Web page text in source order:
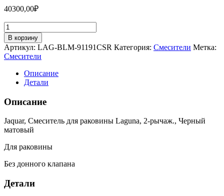
40300,00₽
Количество
товара
Jaquar,
Смеситель
для
раковины
Laguna,
рычаж.,
Черный
LAG-
BLM-
91191CSR
В корзину
Артикул: LAG-BLM-91191CSR Категория: Смесители Метка:
Смесители
Описание
Детали
Описание
Jaquar, Смеситель для раковины Laguna, 2-рычаж., Черный
матовый
Для раковины
Без донного клапана
Детали